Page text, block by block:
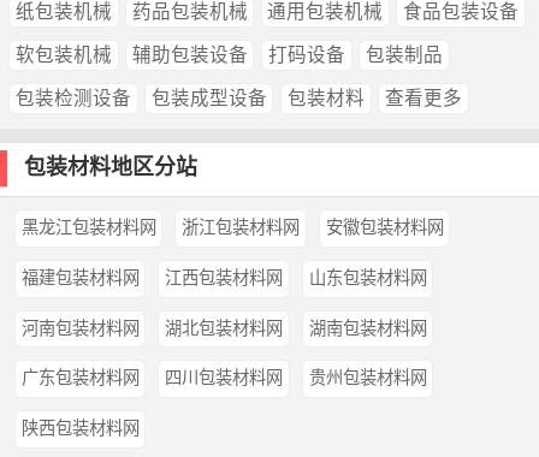
纸包装机械 药品包装机械 通用包装机械 食品包装设备
软包装机械 辅助包装设备 打码设备 包装制品
包装检测设备 包装成型设备 包装材料 查看更多
包装材料地区分站
黑龙江包装材料网 浙江包装材料网 安徽包装材料网
福建包装材料网 江西包装材料网 山东包装材料网
河南包装材料网 湖北包装材料网 湖南包装材料网
广东包装材料网 四川包装材料网 贵州包装材料网
陕西包装材料网